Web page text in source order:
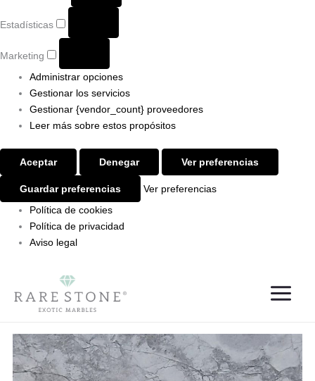
Estadísticas
Marketing
Administrar opciones
Gestionar los servicios
Gestionar {vendor_count} proveedores
Leer más sobre estos propósitos
Aceptar Denegar Ver preferencias
Guardar preferencias
Ver preferencias
Política de cookies
Política de privacidad
Aviso legal